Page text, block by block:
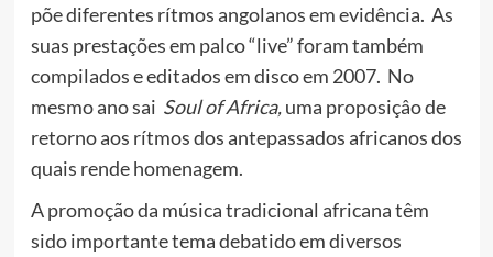
põe diferentes rítmos angolanos em evidência. As
suas prestações em palco “live” foram também
compilados e editados em disco em 2007. No
mesmo ano sai Soul of Africa,uma proposiçâo de
retorno aos rítmos dos antepassados africanos dos
quais rende homenagem.
A promoção da música tradicional africana têm
sido importante tema debatido em diversos